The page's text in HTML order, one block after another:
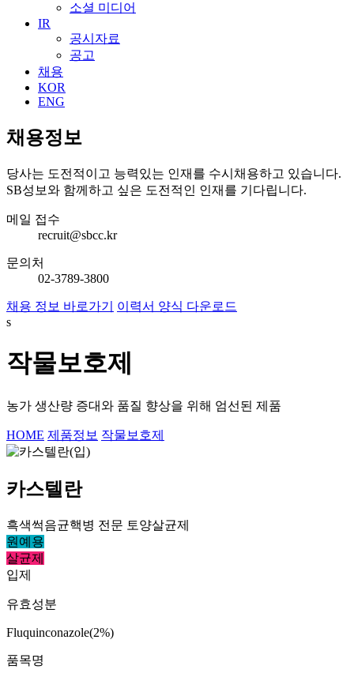
소셜 미디어
IR
공시자료
공고
채용
KOR
ENG
채용정보
당사는 도전적이고 능력있는 인재를 수시채용하고 있습니다.
SB성보와 함께하고 싶은 도전적인 인재를 기다립니다.
메일 접수
recruit@sbcc.kr
문의처
02-3789-3800
채용 정보 바로가기
이력서 양식 다운로드
s
작물보호제
농가 생산량 증대와 품질 향상을 위해 엄선된 제품
HOME 제품정보 작물보호제
카스텔란
흑색썩음균핵병 전문 토양살균제
원예용
살균제
입제
유효성분
Fluquinconazole(2%)
품목명